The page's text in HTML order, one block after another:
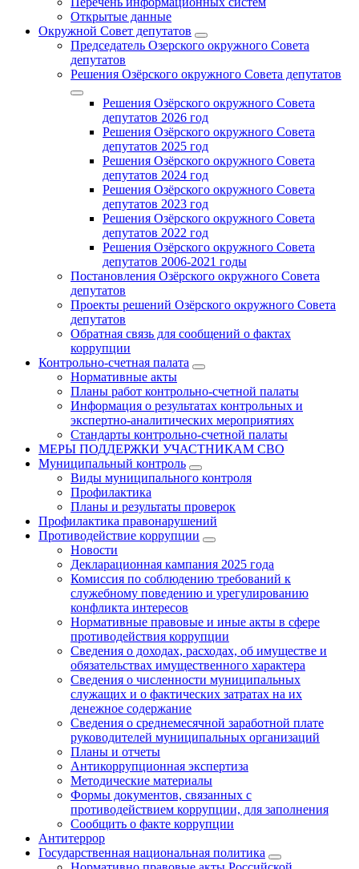
Открытые данные
Окружной Совет депутатов
Председатель Озерского окружного Совета
депутатов
Решения Озёрского окружного Совета депутатов
Решения Озёрского окружного Совета
депутатов 2026 год
Решения Озёрского окружного Совета
депутатов 2025 год
Решения Озёрского окружного Совета
депутатов 2024 год
Решения Озёрского окружного Совета
депутатов 2023 год
Решения Озёрского окружного Совета
депутатов 2022 год
Решения Озёрского окружного Совета
депутатов 2006-2021 годы
Постановления Озёрского окружного Совета
депутатов
Проекты решений Озёрского окружного Совета
депутатов
Обратная связь для сообщений о фактах
коррупции
Контрольно-счетная палата
Нормативные акты
Планы работ контрольно-счетной палаты
Информация о результатах контрольных и
экспертно-аналитических мероприятиях
Стандарты контрольно-счетной палаты
МЕРЫ ПОДДЕРЖКИ УЧАСТНИКАМ СВО
Муниципальный контроль
Виды муниципального контроля
Профилактика
Планы и результаты проверок
Профилактика правонарушений
Противодействие коррупции
Новости
Декларационная кампания 2025 года
Комиссия по соблюдению требований к
служебному поведению и урегулированию
конфликта интересов
Нормативные правовые и иные акты в сфере
противодействия коррупции
Сведения о доходах, расходах, об имуществе и
обязательствах имущественного характера
Сведения о численности муниципальных
служащих и о фактических затратах на их
денежное содержание
Сведения о среднемесячной заработной плате
руководителей муниципальных организаций
Планы и отчеты
Антикоррупционная экспертиза
Методические материалы
Формы документов, связанных с
противодействием коррупции, для заполнения
Сообщить о факте коррупции
Антитеррор
Государственная национальная политика